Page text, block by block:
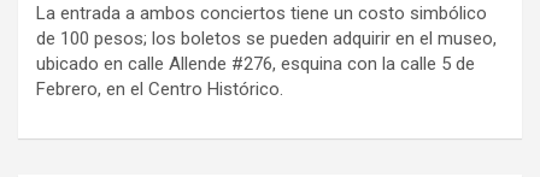
La entrada a ambos conciertos tiene un costo simbólico
de 100 pesos; los boletos se pueden adquirir en el museo,
ubicado en calle Allende #276, esquina con la calle 5 de
Febrero, en el Centro Histórico.